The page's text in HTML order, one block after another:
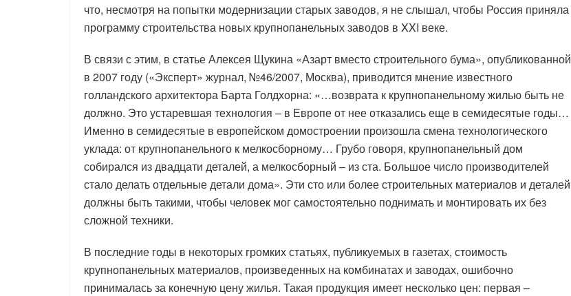
что, несмотря на попытки модернизации старых заводов, я не слышал, чтобы Россия приняла
программу строительства новых крупнопанельных заводов в XXI веке.
В связи с этим, в статье Алексея Щукина «Азарт вместо строительного бума», опубликованной
в 2007 году («Эксперт» журнал, №46/2007, Москва), приводится мнение известного
голландского архитектора Барта Голдхорна: «…возврата к крупнопанельному жилью быть не
должно. Это устаревшая технология – в Европе от нее отказались еще в семидесятые годы…
Именно в семидесятые в европейском домостроении произошла смена технологического
уклада: от крупнопанельного к мелкосборному… Грубо говоря, крупнопанельный дом
собирался из двадцати деталей, а мелкосборный – из ста. Большое число производителей
стало делать отдельные детали дома». Эти сто или более строительных материалов и деталей
должны быть такими, чтобы человек мог самостоятельно поднимать и монтировать их без
сложной техники.
В последние годы в некоторых громких статьях, публикуемых в газетах, стоимость
крупнопанельных материалов, произведенных на комбинатах и заводах, ошибочно
принималась за конечную цену жилья. Такая продукция имеет несколько цен: первая –